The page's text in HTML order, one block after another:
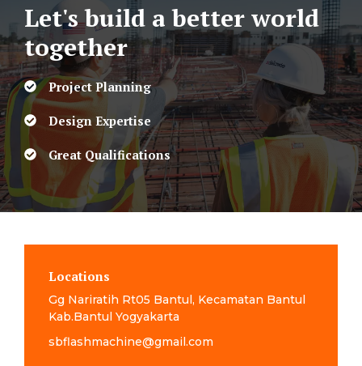
Let's build a better world
together
Project Planning
Design Expertise
Great Qualifications
Locations
Gg Nariratih Rt05 Bantul, Kecamatan Bantul
Kab.Bantul Yogyakarta
sbflashmachine@gmail.com